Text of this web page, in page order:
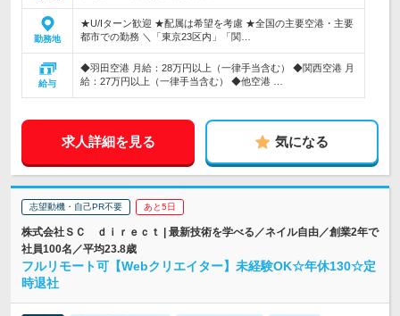
勤務地
★U/Iターン歓迎 ★配属は希望を考慮 ★全国の主要空港・主要
都市での勤務 ＼「東京23区内」「関…
給与
◆羽田空港 月給：28万円以上（一律手当含む） ◆関西空港 月
給：27万円以上（一律手当含む） ◆他空港 …
求人詳細を見る 気になる
志望動機・自己PR不要 あと5日
株式会社ＳＣ ｄｉｒｅｃｔ | 最新技術を学べる／ネイル自由／創業2年で
社員100名／平均23.8歳
フルリモート可【Webクリエイター】未経験OK☆年休130☆定
時退社